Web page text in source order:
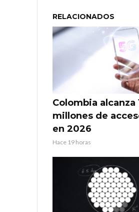
RELACIONADOS
Colombia alcanza
millones de
en 2026
Hace 19 horas